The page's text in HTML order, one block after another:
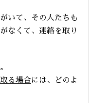
いて、その人たちも
なくて、連絡を取り
る場合には、どのよ